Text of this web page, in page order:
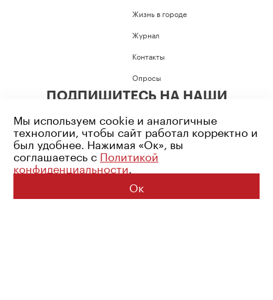
Жизнь в городе
Журнал
Контакты
Опросы
ПОДПИШИТЕСЬ НА НАШИ
Возрастное ограничение: 16+
Политика конфиденциальности
© 2026 Все права защищены
Мы используем cookie и аналогичные
технологии, чтобы сайт работал корректно и
был удобнее. Нажимая «Ок», вы
соглашаетесь с Политикой
конфиденциальности.
Ок